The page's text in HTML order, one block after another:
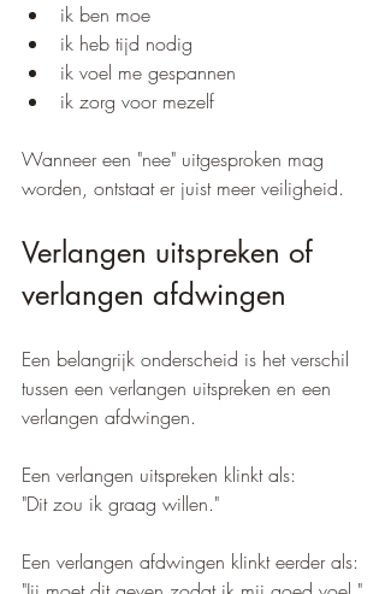
ik ben moe
ik heb tijd nodig
ik voel me gespannen
ik zorg voor mezelf
Wanneer een "nee" uitgesproken mag
worden, ontstaat er juist meer veiligheid.
Verlangen uitspreken of
verlangen afdwingen
Een belangrijk onderscheid is het verschil
tussen een verlangen uitspreken en een
verlangen afdwingen.
Een verlangen uitspreken klinkt als:
"Dit zou ik graag willen."
Een verlangen afdwingen klinkt eerder als: